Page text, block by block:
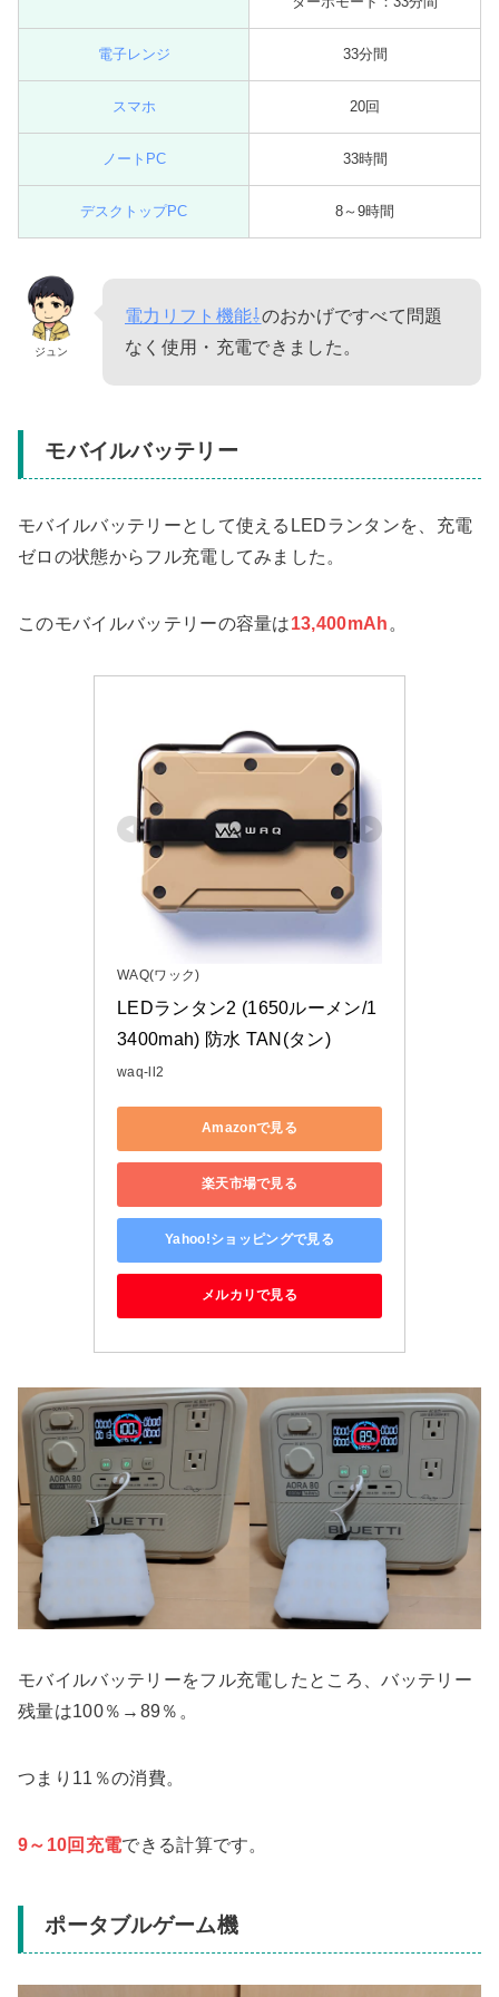
電子レンジ 33分間
スマホ 20回
ノートPC 33時間
デスクトップPC 8～9時間
ジュン
電力リフト機能⇩のおかげですべて問題
なく使用・充電できました。
モバイルバッテリー
モバイルバッテリーとして使えるLEDランタンを、充電
ゼロの状態からフル充電してみました。
このモバイルバッテリーの容量は13,400mAh 。
WAQ(ワック)
LEDランタン2 (1650ルーメン/1
3400mah) 防水 TAN(タン)
waq-ll2
Amazonで見る
楽天市場で見る
Yahoo!ショッピングで見る
メルカリで見る
モバイルバッテリーをフル充電したところ、バッテリー
残量は100％→89％。
つまり11％の消費。
9～10回充電できる計算です。
ポータブルゲーム機